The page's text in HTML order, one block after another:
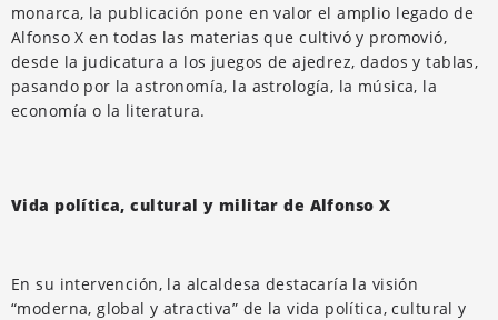
monarca, la publicación pone en valor el amplio legado de
Alfonso X en todas las materias que cultivó y promovió,
desde la judicatura a los juegos de ajedrez, dados y tablas,
pasando por la astronomía, la astrología, la música, la
economía o la literatura.
Vida política, cultural y militar de Alfonso X
En su intervención, la alcaldesa destacaría la visión
“moderna, global y atractiva” de la vida política, cultural y